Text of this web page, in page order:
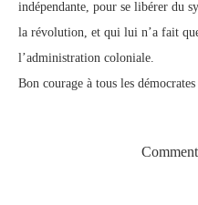
indépendante, pour se libérer du
la révolution, et qui lui n’a fait
l’administration coloniale.
Bon courage à tous les